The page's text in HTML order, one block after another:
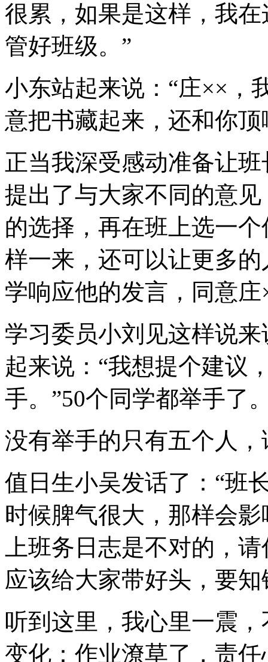
很累，如果是这样，我
管好班级。”
小东站起来说：“庄××，
意把书藏起来，还和你
正当我深受感动准备让
提出了与大家不同的意
的选择，再在班上选一
样一来，还可以让更多
学响应他的发言，同意
学习委员小刘见这样说
起来说：“我想提个建议
手。”50个同学都举手了
没有举手的只有五个人
值日生小吴发话了：“班
时候脾气很大，那样会
上班务日志是不对的，
应该给大家带好头，要知
听到这里，我心里一震
变化：作业潦草了，责